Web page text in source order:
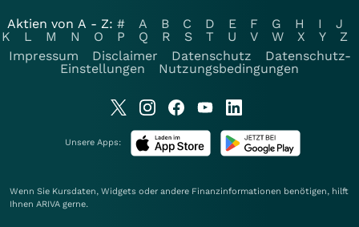
Aktien von A - Z: # A B C D E F G H I
J
K
L M N O P Q R S T U V W X Y
Z
Impressum
Disclaimer Datenschutz
Datenschutz-
Einstellungen
Nutzungsbedingungen
Unsere Apps:
Wenn Sie Kursdaten, Widgets oder andere Finanzinformationen benötigen, hilft
Ihnen ARIVA gerne.